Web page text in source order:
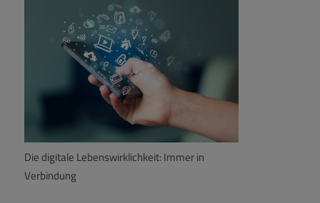
Die digitale Lebenswirklichkeit: Immer in
Verbindung